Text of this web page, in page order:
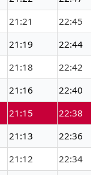
21:21
22:45
21:19
22:44
21:18
22:42
21:16
22:40
21:15
22:38
21:13
22:36
21:12
22:34